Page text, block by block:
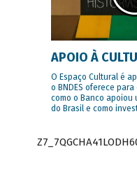
APOIO À
O Espaço Cultural é
o BNDES oferece
como o Banco apoiou
do Brasil e como